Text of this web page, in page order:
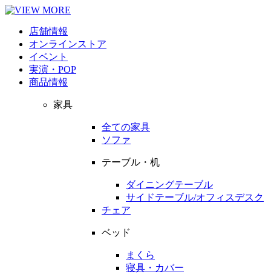
店舗情報
オンラインストア
イベント
実演・POP
商品情報
家具
全ての家具
ソファ
テーブル・机
ダイニングテーブル
サイドテーブル/オフィスデスク
チェア
ベッド
まくら
寝具・カバー